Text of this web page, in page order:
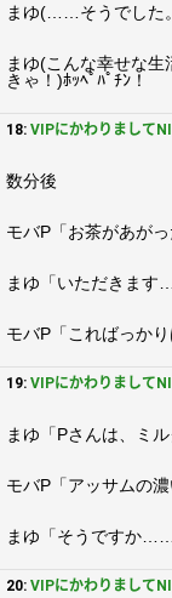
まゆ(……そうでした
まゆ(こんな幸せな
きゃ！)ﾎｯﾍﾟﾊﾟﾁﾝ！
18: VIPにかわりまして
数分後
モバP「お茶があがっ
まゆ「いただきま
モバP「こればっか
19: VIPにかわりまして
まゆ「Pさんは、ミ
モバP「アッサムの
まゆ「そうですか……
20: VIPにかわりまして